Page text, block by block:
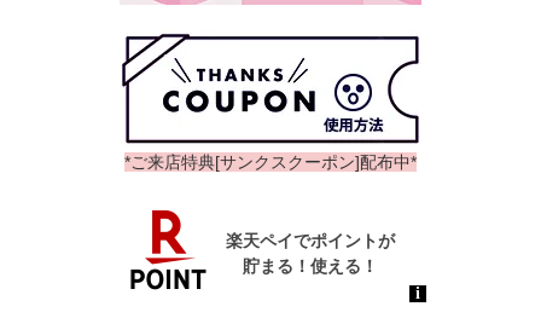
*ご来店特典[サンクスクーポン]配布中*